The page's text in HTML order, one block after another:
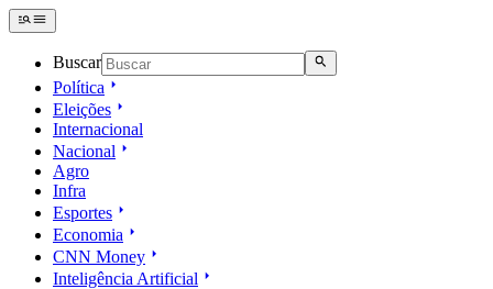
Buscar
Política
Eleições
Internacional
Nacional
Agro
Infra
Esportes
Economia
CNN Money
Inteligência Artificial